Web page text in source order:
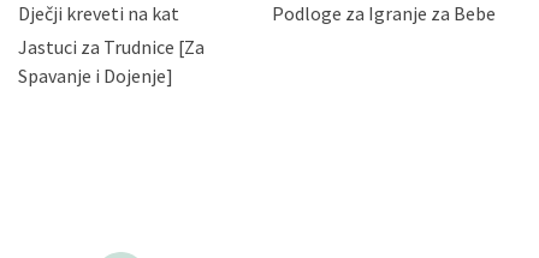
zatražiti prestanak aktivnosti obrade Vaših osobnih
podataka. Opoziv privole možete podnijeti poštom na
gore navedenu adresu ili e-mailom na adresu:
Dječji kreveti na kat
Podloge za Igranje za Bebe
Jastuci za Trudnice [Za
Spavanje i Dojenje]